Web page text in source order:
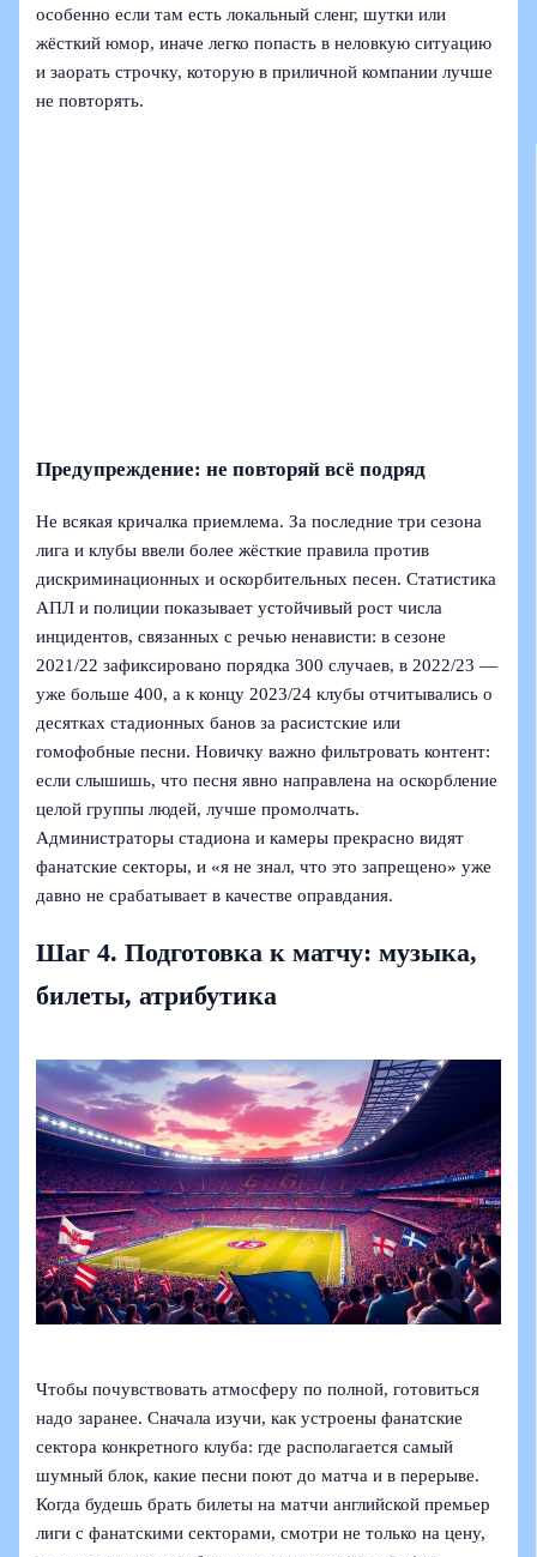
особенно если там есть локальный сленг, шутки или
жёсткий юмор, иначе легко попасть в неловкую ситуацию
и заорать строчку, которую в приличной компании лучше
не повторять.
Предупреждение: не повторяй всё подряд
Не всякая кричалка приемлема. За последние три сезона
лига и клубы ввели более жёсткие правила против
дискриминационных и оскорбительных песен. Статистика
АПЛ и полиции показывает устойчивый рост числа
инцидентов, связанных с речью ненависти: в сезоне
2021/22 зафиксировано порядка 300 случаев, в 2022/23 —
уже больше 400, а к концу 2023/24 клубы отчитывались о
десятках стадионных банов за расистские или
гомофобные песни. Новичку важно фильтровать контент:
если слышишь, что песня явно направлена на оскорбление
целой группы людей, лучше промолчать.
Администраторы стадиона и камеры прекрасно видят
фанатские секторы, и «я не знал, что это запрещено» уже
давно не срабатывает в качестве оправдания.
Шаг 4. Подготовка к матчу: музыка,
билеты, атрибутика
Чтобы почувствовать атмосферу по полной, готовиться
надо заранее. Сначала изучи, как устроены фанатские
сектора конкретного клуба: где располагается самый
шумный блок, какие песни поют до матча и в перерыве.
Когда будешь брать билеты на матчи английской премьер
лиги с фанатскими секторами, смотри не только на цену,